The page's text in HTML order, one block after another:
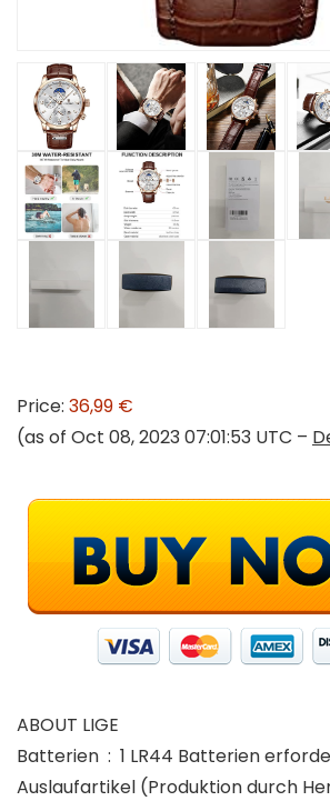
Price: 36,99 €
(as of Oct 08, 2023 07:01:53 UTC –
ABOUT LIGE
Batterien ‏ : ‎ 1 LR44 Batterien
Auslaufartikel (Produktion durch